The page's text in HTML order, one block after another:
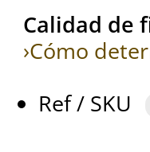
Calidad de
›Cómo
Ref / SKU